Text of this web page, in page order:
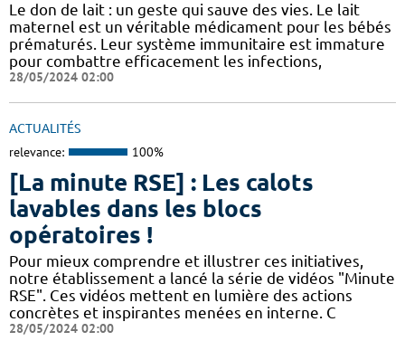
Le don de lait : un geste qui sauve des vies. Le lait
maternel est un véritable médicament pour les bébés
prématurés. Leur système immunitaire est immature
pour combattre efficacement les infections,
28/05/2024 02:00
ACTUALITÉS
relevance: 100%
[La minute RSE] : Les calots
lavables dans les blocs
opératoires !
Pour mieux comprendre et illustrer ces initiatives,
notre établissement a lancé la série de vidéos "Minute
RSE". Ces vidéos mettent en lumière des actions
concrètes et inspirantes menées en interne. C
28/05/2024 02:00